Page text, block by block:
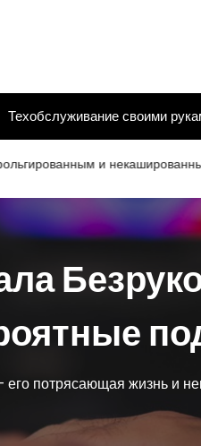
Техобслуживание своими
и некашированным
потрясающая жизнь и